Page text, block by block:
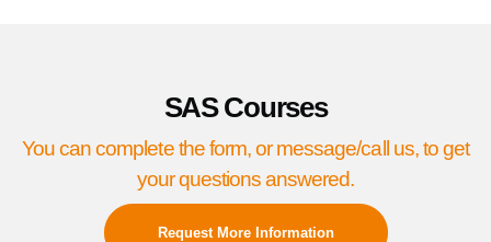
SAS Courses
You can complete the form, or message/call us, to get
your questions answered.
Request More Information